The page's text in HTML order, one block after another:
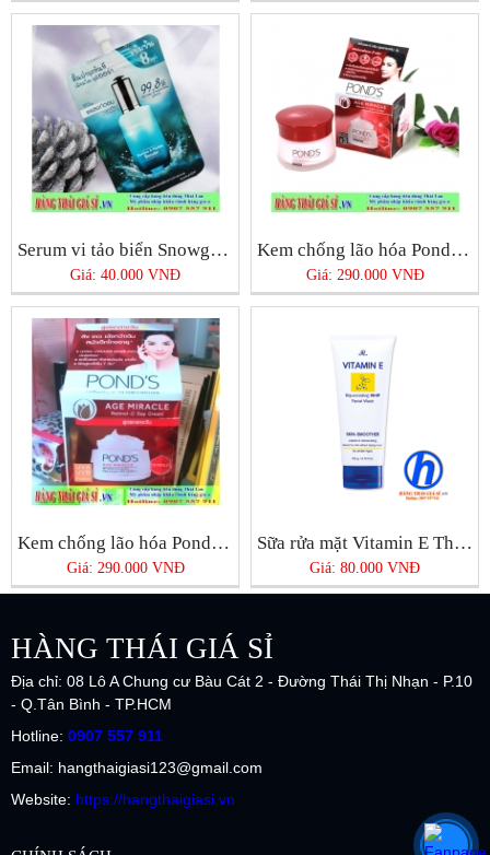
Serum vi tảo biển Snowgirl Thái Lan
Giá: 40.000 VNĐ
Kem chống lão hóa Pond’s Age Miracle Night Cream
Giá: 290.000 VNĐ
Kem chống lão hóa Pond’s Age Miracle Day Cream
Giá: 290.000 VNĐ
Sữa rửa mặt Vitamin E Thái Lan
Giá: 80.000 VNĐ
HÀNG THÁI GIÁ SỈ
Địa chỉ: 08 Lô A Chung cư Bàu Cát 2 - Đường Thái Thị Nhạn - P.10
- Q.Tân Bình - TP.HCM
Hotline: 0907 557 911
Email: hangthaigiasi123@gmail.com
Website: https://hangthaigiasi.vn